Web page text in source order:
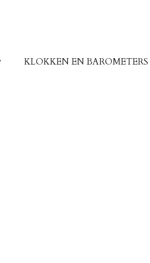
KLOKKEN EN BAROMETERS